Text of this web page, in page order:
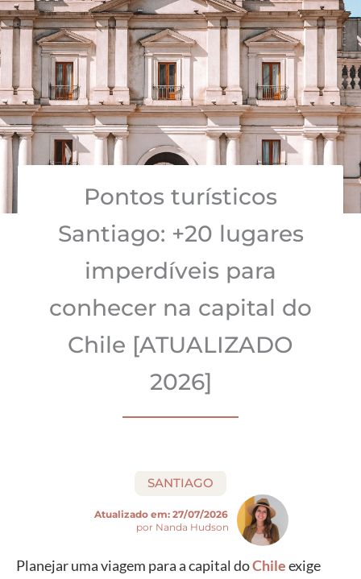
Pontos turísticos
Santiago: +20 lugares
imperdíveis para
conhecer na capital do
Chile [ATUALIZADO
2026]
SANTIAGO
Atualizado em: 27/07/2026
por Nanda Hudson
Planejar uma viagem para a capital doChileexige